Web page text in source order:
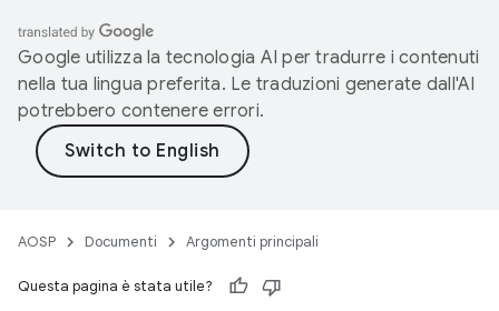
Google utilizza la tecnologia AI per tradurre i contenuti
nella tua lingua preferita. Le traduzioni generate dall'AI
potrebbero contenere errori.
AOSP Documenti Argomenti principali
Questa pagina è stata utile?